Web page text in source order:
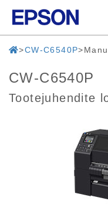
CW-C6540P
CW-C6540P
Tootejuhendite